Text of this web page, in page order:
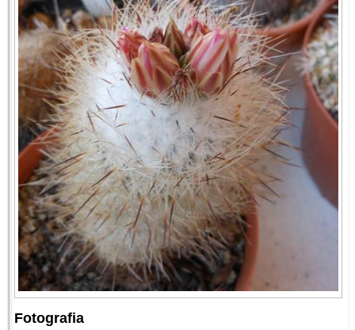
Fotografia